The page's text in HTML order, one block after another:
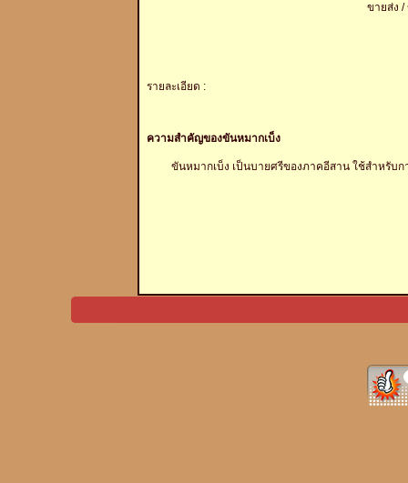
ขายส่ง /
รายละเอียด :
ความสำคัญของขันหมากเบ็ง
ขันหมากเบ็ง เป็นบายศรีของภาคอีสาน ใช้สำหรับ